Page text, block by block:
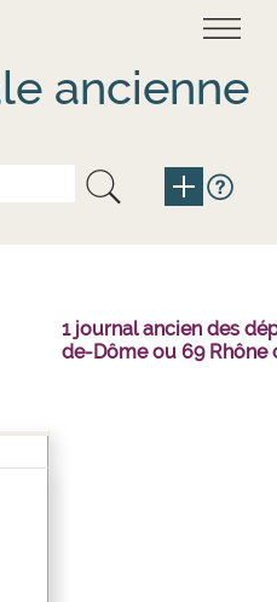
ancienne
1 journal ancien des
de-Dôme ou 69 Rhône